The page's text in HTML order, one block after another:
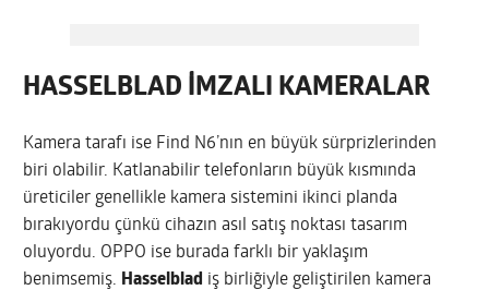
HASSELBLAD İMZALI KAMERALAR
Kamera tarafı ise Find N6’nın en büyük sürprizlerinden
biri olabilir. Katlanabilir telefonların büyük kısmında
üreticiler genellikle kamera sistemini ikinci planda
bırakıyordu çünkü cihazın asıl satış noktası tasarım
oluyordu. OPPO ise burada farklı bir yaklaşım
benimsemiş. Hasselblad iş birliğiyle geliştirilen kamera